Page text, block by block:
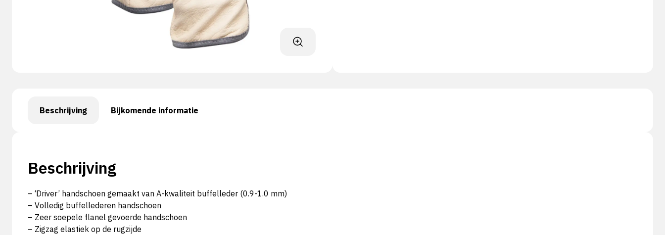
Beschrijving Bijkomende informatie
Beschrijving
– ‘Driver’ handschoen gemaakt van A-kwaliteit buffelleder (0.9-1.0 mm)
– Volledig buffellederen handschoen
– Zeer soepele flanel gevoerde handschoen
– Zigzag elastiek op de rugzijde